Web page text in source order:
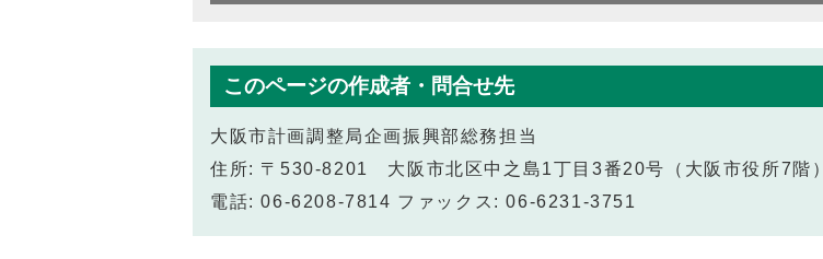
このページの作成者・問合せ先
大阪市計画調整局企画振興部総務担当
住所: 〒530-8201 大阪市北区中之島1丁目3番20号（大阪市役所7階）
電話: 06-6208-7814 ファックス: 06-6231-3751